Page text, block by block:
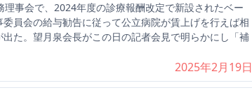
事会で、2024年度の診療報酬改定で新設されたベー
員会の給与勧告に従って公立病院が賃上げを行えば相
た。望月泉会長がこの日の記者会見で明らかにし「補
2025年2月19日